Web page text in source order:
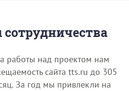
сотрудничества
работы над проектом нам
сайта tts.ru до 305
За год мы привлекли на